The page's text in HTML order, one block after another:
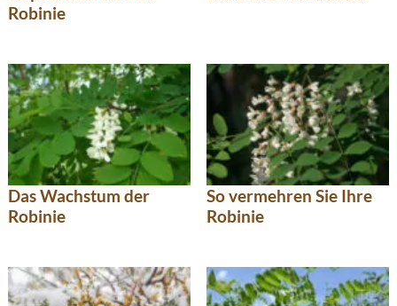
Robinie
Das Wachstum der
Robinie
So vermehren Sie Ihre
Robinie